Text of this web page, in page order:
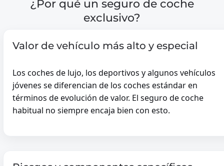
Edificio
-
APPARTEMENT
GARAGEBOX
MONUMENT
RIETEN DAK
TRADITIONEEL RIET
HOUTKACHEL & RIET
¿Por qué un seguro de coche
exclusivo?
Valor de vehículo más alto y especial
Los coches de lujo, los deportivos y algunos vehículos
jóvenes se diferencian de los coches estándar en
términos de evolución de valor. El seguro de coche
habitual no siempre encaja bien con esto.